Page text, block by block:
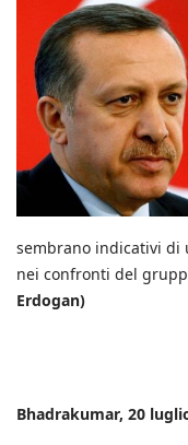
sembrano indicativi di
nei confronti del
Erdogan)
Bhadrakumar, 20